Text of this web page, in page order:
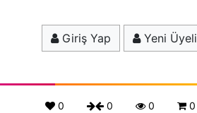
Giriş Yap Yeni
0
0
0
0